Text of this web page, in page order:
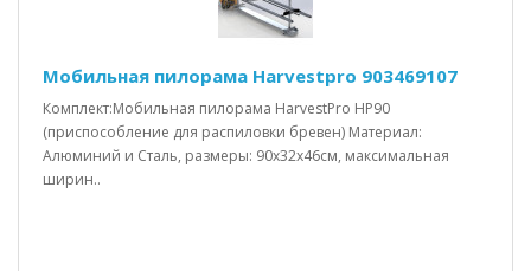
Мобильная пилорама Harvestpro 903469107
Комплект:Мобильная пилорама HarvestPro HP90
(приспособление для распиловки бревен) Материал:
Алюминий и Сталь, размеры: 90x32x46см, максимальная
ширин..